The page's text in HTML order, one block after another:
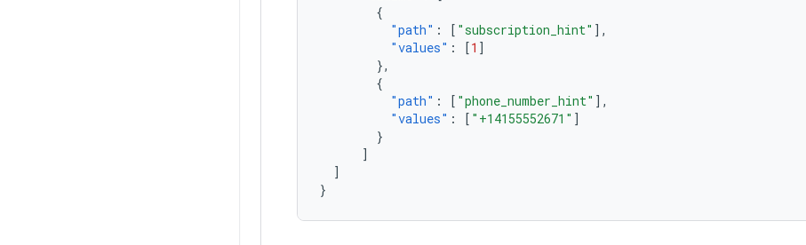
{
"path" : [ "subscription_hint" ],
"values" : [1 ]
},
{
"path" : [ "phone_number_hint" ],
"values" : [ "+14155552671" ]
}
]
]
}